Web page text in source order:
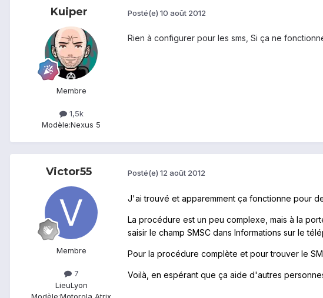
Kuiper
Membre
1,5k
Modèle:Nexus 5
Posté(e) 10 août 2012
Rien à configurer pour les sms, Si ça ne
Victor55
Membre
7
LieuLyon
Modèle:Motorola Atrix
Posté(e) 12 août 2012
J'ai trouvé et apparemment ça fonctionne pour
La procédure est un peu complexe, mais à la
saisir le champ SMSC dans Informations sur le
Pour la procédure complète et pour trouver le
Voilà, en espérant que ça aide d'autres